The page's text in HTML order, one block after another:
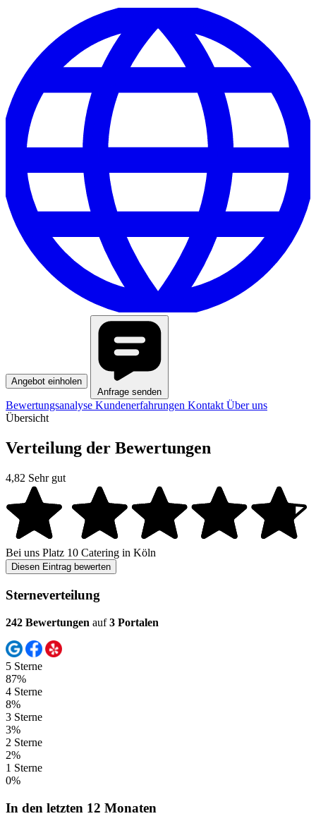
Angebot einholen
Anfrage senden
Bewertungsanalyse Kundenerfahrungen Kontakt Über uns
Übersicht
Verteilung der Bewertungen
4,82 Sehr gut
Bei uns Platz 10 Catering in Köln
Diesen Eintrag bewerten
Sterneverteilung
242 Bewertungen auf3 Portalen
5 Sterne
87%
4 Sterne
8%
3 Sterne
3%
2 Sterne
2%
1 Sterne
0%
In den letzten 12 Monaten